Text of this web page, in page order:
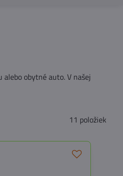
obytné auto. V našej
11 položiek